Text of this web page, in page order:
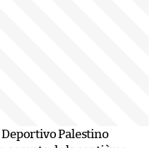
Deportivo Palestino